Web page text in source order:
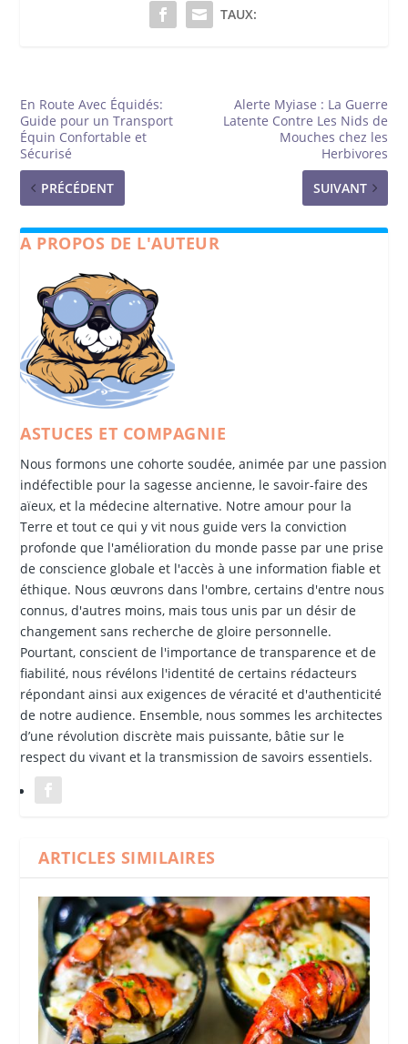
TAUX:
En Route Avec Équidés:
Guide pour un Transport
Équin Confortable et
Sécurisé
PRÉCÉDENT
Alerte Myiase : La Guerre
Latente Contre Les Nids de
Mouches chez les
Herbivores
SUIVANT
A PROPOS DE L'AUTEUR
ASTUCES ET COMPAGNIE
Nous formons une cohorte soudée, animée par une passion
indéfectible pour la sagesse ancienne, le savoir-faire des
aïeux, et la médecine alternative. Notre amour pour la
Terre et tout ce qui y vit nous guide vers la conviction
profonde que l'amélioration du monde passe par une prise
de conscience globale et l'accès à une information fiable et
éthique. Nous œuvrons dans l'ombre, certains d'entre nous
connus, d'autres moins, mais tous unis par un désir de
changement sans recherche de gloire personnelle.
Pourtant, conscient de l'importance de transparence et de
fiabilité, nous révélons l'identité de certains rédacteurs
répondant ainsi aux exigences de véracité et d'authenticité
de notre audience. Ensemble, nous sommes les architectes
d’une révolution discrète mais puissante, bâtie sur le
respect du vivant et la transmission de savoirs essentiels.
ARTICLES SIMILAIRES